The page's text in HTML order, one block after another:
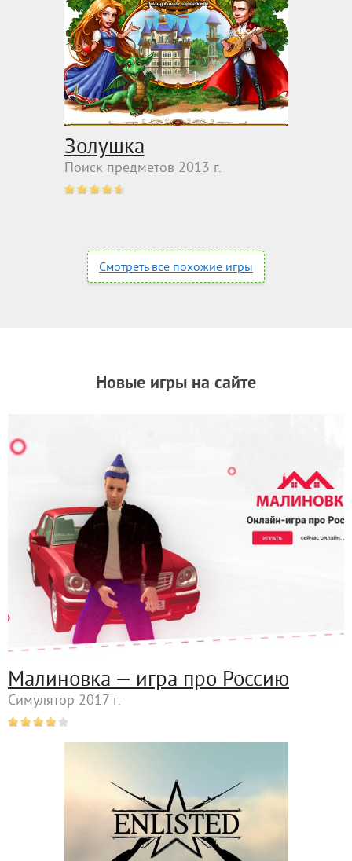
Золушка
Поиск предметов 2013 г.
Смотреть все похожие игры
Новые игры на сайте
Малиновка — игра про Россию
Симулятор 2017 г.